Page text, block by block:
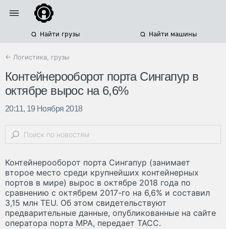
Найти грузы Найти машины
← Логистика, грузы
Контейнерооборот порта Сингапур в
октябре вырос на 6,6%
20:11, 19 Ноября 2018
Контейнерооборот порта Сингапур (занимает
второе место среди крупнейших контейнерных
портов в мире) вырос в октябре 2018 года по
сравнению с октябрем 2017-го на 6,6% и составил
3,15 млн TEU. Об этом свидетельствуют
предварительные данные, опубликованные на сайте
оператора порта MPA, передает ТАСС.